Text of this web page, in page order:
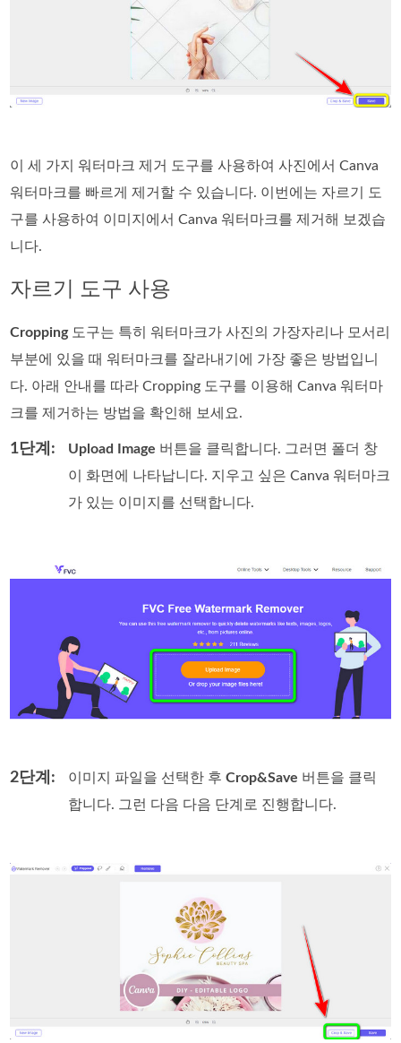
이 세 가지 워터마크 제거 도구를 사용하여 사진에서 Canva
워터마크를 빠르게 제거할 수 있습니다. 이번에는 자르기 도
구를 사용하여 이미지에서 Canva 워터마크를 제거해 보겠습
니다.
자르기 도구 사용
Cropping도구는 특히 워터마크가 사진의 가장자리나 모서리
부분에 있을 때 워터마크를 잘라내기에 가장 좋은 방법입니
다. 아래 안내를 따라 Cropping 도구를 이용해 Canva 워터마
크를 제거하는 방법을 확인해 보세요.
1단계: Upload Image 버튼을 클릭합니다. 그러면 폴더 창
이 화면에 나타납니다. 지우고 싶은 Canva 워터마크
가 있는 이미지를 선택합니다.
2단계: 이미지 파일을 선택한 후Crop&Save 버튼을 클릭
합니다. 그런 다음 다음 단계로 진행합니다.